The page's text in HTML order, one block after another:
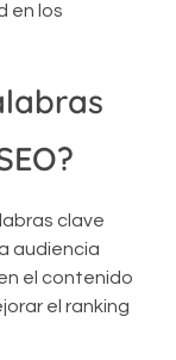
en los
clave
audiencia
el contenido
el ranking